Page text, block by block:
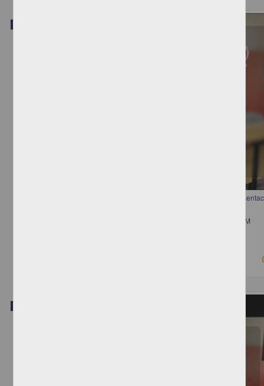
Migrantes Centroamericanos Mutilados: una aproximación a las
Alquisiras Terrones, Luisa - Instituto de Investigaciones Jurídicas, UNAM